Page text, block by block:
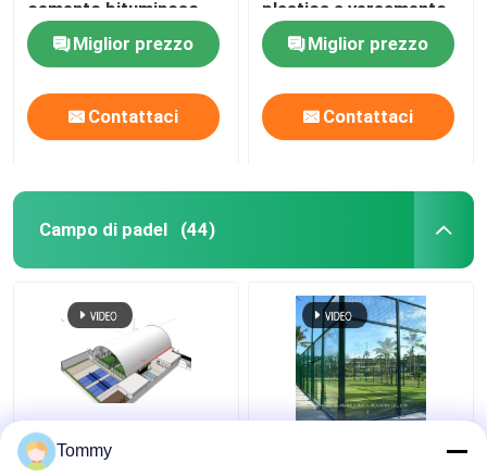
cemento bituminoso
Miglior prezzo
Contattaci
plastica a versamento
completo con elevato
attritoMiglior prezzo
Contattaci
Campo di padel (44)
Tipo di campi
accessibile delle corti
Completo Padel Court
Tommy